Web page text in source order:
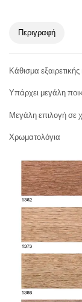
Περιγραφή
Κάθισμα
Υπάρχει μεγάλη
Μεγάλη επιλογή σε
Χρωματολόγια